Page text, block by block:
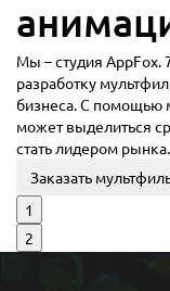
анимац
Мы – студия AppFox.
разработку
бизнеса. С помощью
может выделиться
стать лидером рынка.
Заказать
1
2